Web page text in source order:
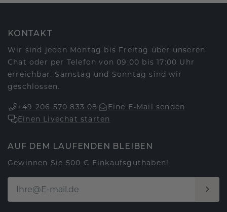
KONTAKT
Wir sind jeden Montag bis Freitag über unseren
Chat oder per Telefon von 09:00 bis 17:00 Uhr
erreichbar. Samstag und Sonntag sind wir
geschlossen.
+49 206 570 833 08
Eine E-Mail senden
Einen Livechat starten
AUF DEM LAUFENDEN BLEIBEN
Gewinnen Sie 500 € Einkaufsguthaben!